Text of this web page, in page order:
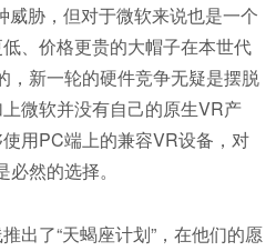
威胁，但对于微软来说也是一个
、价格更贵的大帽子在本世代
，新一轮的硬件竞争无疑是摆脱
微软并没有自己的原生VR产
用PC端上的兼容VR设备，对
然的选择。
出了“天蝎座计划”，在他们的愿